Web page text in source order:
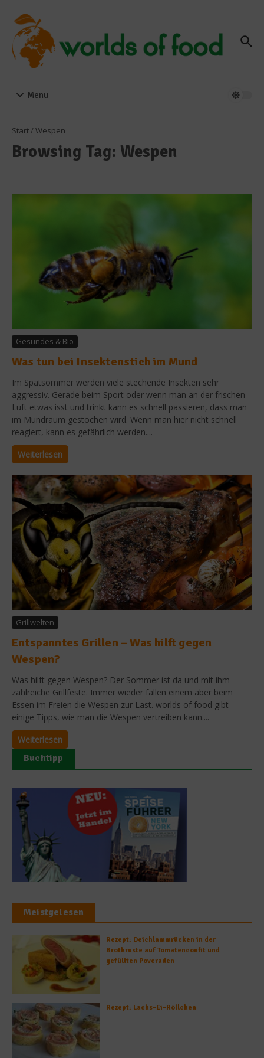
Menu
Start/ Wespen
Browsing Tag: Wespen
Gesundes & Bio
Was tun bei Insektenstich im Mund
Im Spätsommer werden viele stechende Insekten sehr
aggressiv. Gerade beim Sport oder wenn man an der frischen
Luft etwas isst und trinkt kann es schnell passieren, dass man
im Mundraum gestochen wird. Wenn man hier nicht schnell
reagiert, kann es gefährlich werden....
Weiterlesen
Grillwelten
Entspanntes Grillen – Was hilft gegen
Wespen?
Was hilft gegen Wespen? Der Sommer ist da und mit ihm
zahlreiche Grillfeste. Immer wieder fallen einem aber beim
Essen im Freien die Wespen zur Last. worlds of food gibt
einige Tipps, wie man die Wespen vertreiben kann....
Weiterlesen
Buchtipp
Meistgelesen
Rezept: Deichlammrücken in der
Brotkruste auf Tomatenconfit und
gefüllten Poveraden
Rezept: Lachs-Ei-Röllchen